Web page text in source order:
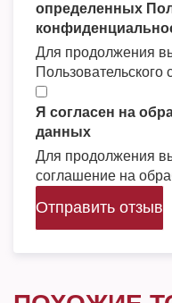
определенных
Для продолжения
Пользовательского
Я согласен на
данных
Для продолжения
соглашение на
Отправить отзыв